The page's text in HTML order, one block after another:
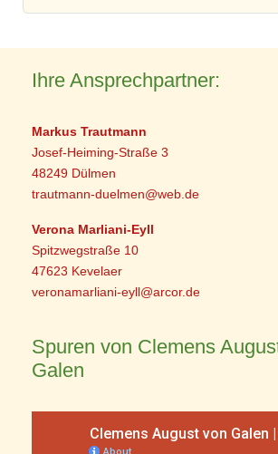
Ihre Ansprechpartner:
Markus Trautmann
Josef-Heiming-Straße 3
48249 Dülmen
trautmann-duelmen@web.de
Verona Marliani-Eyll
Spitzwegstraße 10
47623 Kevelaer
veronamarliani-eyll@arcor.de
Spuren von Clemens
Galen